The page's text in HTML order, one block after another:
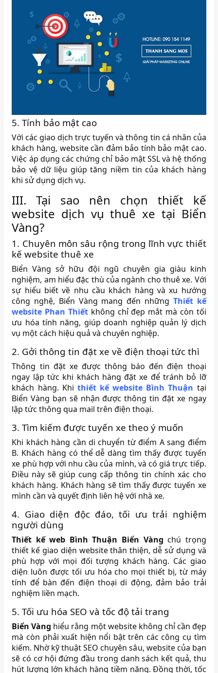
5. Tính bảo mật cao
Với các giao dịch trực tuyến và thông tin cá nhân của
khách hàng, website cần đảm bảo tính bảo mật cao.
Việc áp dụng các chứng chỉ bảo mật SSL và hệ thống
bảo vệ dữ liệu giúp tăng niềm tin của khách hàng
khi sử dụng dịch vụ.
III. Tại sao nên chọn thiết kế
website dịch vụ thuê xe tại Biển
Vàng?
1. Chuyên môn sâu rộng trong lĩnh vực thiết
kế website thuê xe
Biển Vàng sở hữu đội ngũ chuyên gia giàu kinh
nghiệm, am hiểu đặc thù của ngành cho thuê xe. Với
sự hiểu biết về nhu cầu khách hàng và xu hướng
công nghệ, Biển Vàng mang đến những Thiết kế
website Phan Thiết không chỉ đẹp mắt mà còn tối
ưu hóa tính năng, giúp doanh nghiệp quản lý dịch
vụ một cách hiệu quả và chuyên nghiệp.
2. Gởi thông tin đặt xe về điện thoại tức thì
Thông tin đặt xe được thông báo đến điện thoại
ngay lập tức khi khách hàng đặt xe để tránh bỏ lỡ
khách hàng. Khi thiết kế website Bình Thuận tại
Biển Vàng bạn sẽ nhận được thông tin đặt xe ngay
lập tức thông qua mail trên điện thoại.
3. Tìm kiếm được tuyến xe theo ý muốn
Khi khách hàng cần di chuyển từ điểm A sang điểm
B. Khách hàng có thể dễ dàng tìm thấy được tuyến
xe phù hợp với nhu cầu của mình, và có giá trực tiếp.
Điều này sẽ giúp cung cấp thông tin chính xác cho
khách hàng. Khách hàng sẽ tìm thấy được tuyến xe
mình cần và quyết định liên hệ với nhà xe.
4. Giao diện độc đáo, tối ưu trải nghiệm
người dùng
Thiết kế web Bình Thuận Biển Vàng chú trọng
thiết kế giao diện website thân thiện, dễ sử dụng và
phù hợp với mọi đối tượng khách hàng. Các giao
diện luôn được tối ưu hóa cho mọi thiết bị, từ máy
tính để bàn đến điện thoại di động, đảm bảo trải
nghiệm liền mạch.
5. Tối ưu hóa SEO và tốc độ tải trang
Biển Vàng hiểu rằng một website không chỉ cần đẹp
mà còn phải xuất hiện nổi bật trên các công cụ tìm
kiếm. Nhờ kỹ thuật SEO chuyên sâu, website của bạn
sẽ có cơ hội đứng đầu trong danh sách kết quả, thu
hút lượng lớn khách hàng tiềm năng. Đồng thời, tốc